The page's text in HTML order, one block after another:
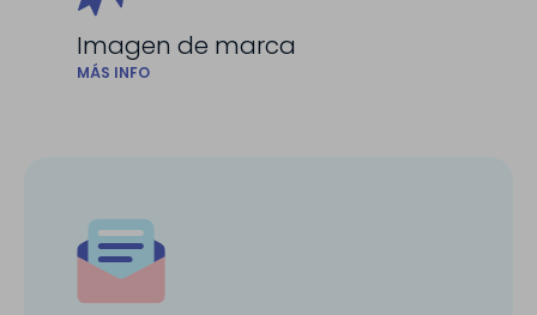
Imagen de marca
MÁS INFO